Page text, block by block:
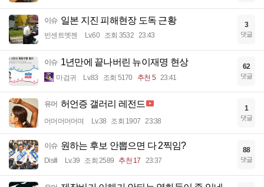
이슈 일본 지진 피해현장 도독 근황
빈센트멧젠 Lv.60 조회 3532 23:43
3
댓글
이슈 1년만에 끝나버린 뉴이재명 현상
마검귀 Lv.83 조회 5170 추천 5 23:41
62
댓글
유머 허언증 갤러리 레전드
머머머머머며 Lv.38 조회 1907 23:38
1
댓글
이슈 원하는 후보 안뽑으면 다 2찍임?
Disifi Lv.39 조회 2589 추천 17 23:37
88
댓글